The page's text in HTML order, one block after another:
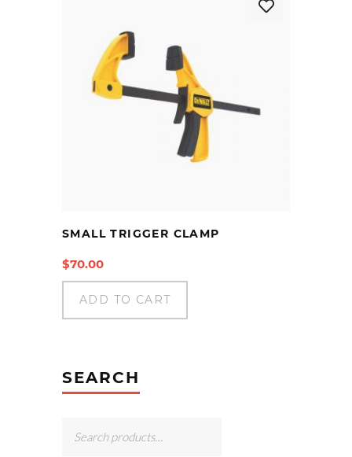
SMALL TRIGGER CLAMP
$70.00
ADD TO CART
SEARCH